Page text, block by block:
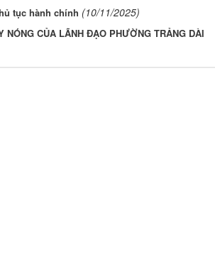
tục hành chính (10/11/2025)
CỦA LÃNH ĐẠO PHƯỜNG TRẢNG DÀI